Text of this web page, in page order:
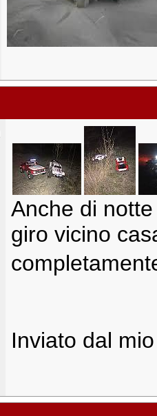
Anche di
giro vicino
Inviato dal